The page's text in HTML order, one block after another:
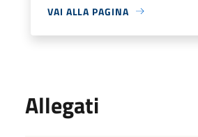
VAI ALLA PAGINA
Allegati